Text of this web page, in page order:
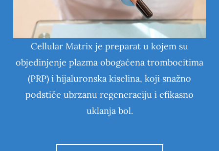
Cellular Matrix je preparat u kojem su
objedinjenje plazma obogaćena trombocitima
(PRP) i hijaluronska kiselina, koji snažno
podstiče ubrzanu regeneraciju i efikasno
uklanja bol.